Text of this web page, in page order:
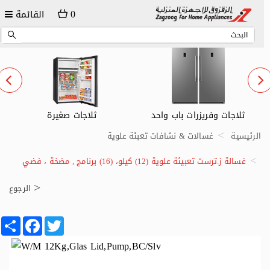
القائمة 0
ثلاجات وفريزرات باب واحد ثلاجات صغيرة
الرئيسية
غسالات & نشافات تعبئة علوية
غسالة ز.ترست تعبيئة علوية (12) كيلو، (16) برنامج , مضخة ، فضي
الرجوع
Share
FacebookTwitter